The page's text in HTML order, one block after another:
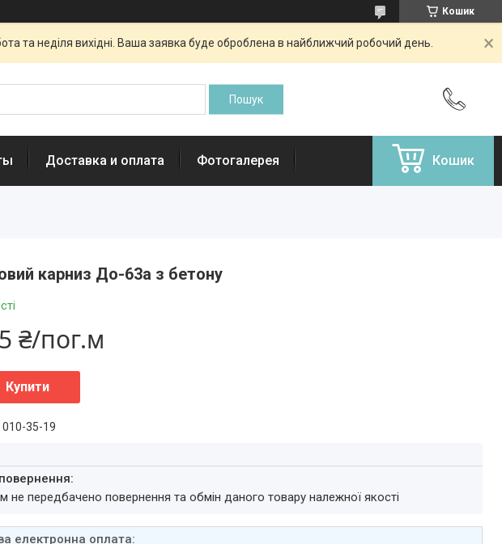
Кошик
та неділя вихідні. Ваша заявка буде оброблена в найближчий робочий день.
Доставка и оплата Фотогалерея Кошик
карниз До-63а з бетону
₴/пог.м
Купити
010-35-19
не передбачено повернення та обмін даного товару належної якості